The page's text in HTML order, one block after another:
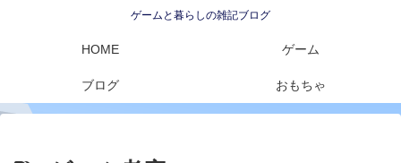
ゲームと暮らしの雑記ブログ
HOME ゲーム
ブログ おもちゃ